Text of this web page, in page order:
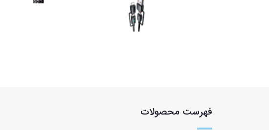
فهرست محصولات